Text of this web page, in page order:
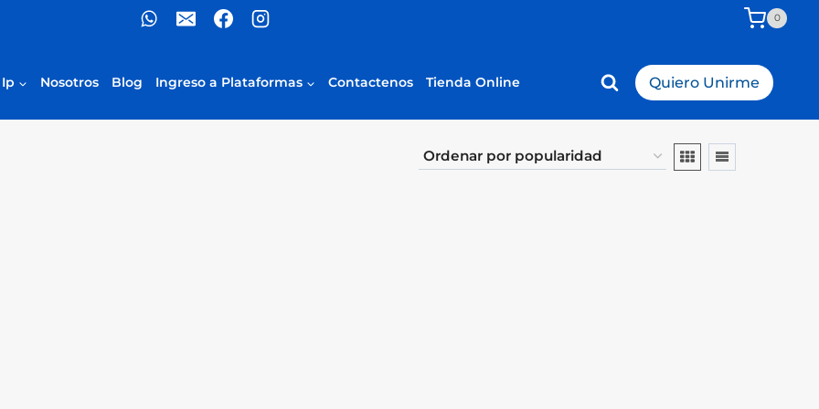
0
Nosotros Blog Ingreso a Plataformas Contactenos Tienda Online Quiero Unirme